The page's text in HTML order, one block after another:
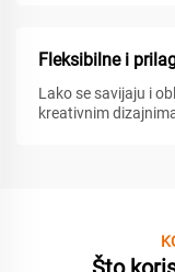
Fleksibilne i
Lako se savijaju i
kreativnim